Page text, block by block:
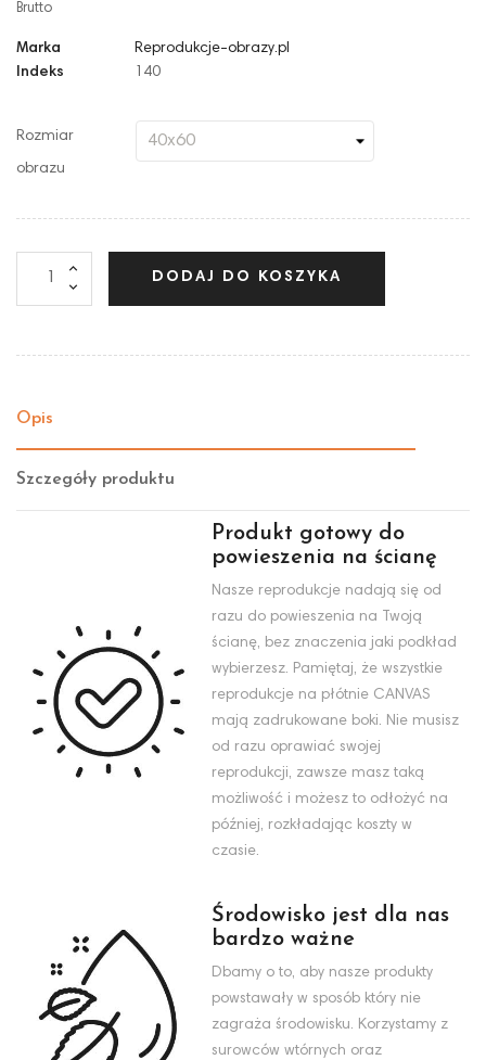
Brutto
Marka
Reprodukcje-obrazy.pl
Indeks
140
Rozmiar
obrazu
DODAJ DO KOSZYKA
Opis
Szczegóły produktu
Produkt gotowy do
powieszenia na ścianę
Nasze reprodukcje nadają się od
razu do powieszenia na Twoją
ścianę, bez znaczenia jaki podkład
wybierzesz. Pamiętaj, że wszystkie
reprodukcje na płótnie CANVAS
mają zadrukowane boki. Nie musisz
od razu oprawiać swojej
reprodukcji, zawsze masz taką
możliwość i możesz to odłożyć na
później, rozkładając koszty w
czasie.
Środowisko jest dla nas
bardzo ważne
Dbamy o to, aby nasze produkty
powstawały w sposób który nie
zagraża środowisku. Korzystamy z
surowców wtórnych oraz